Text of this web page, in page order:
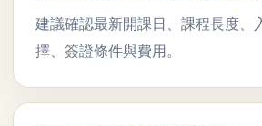
建議確認最新開課日、課程長度、
擇、簽證條件與費用。